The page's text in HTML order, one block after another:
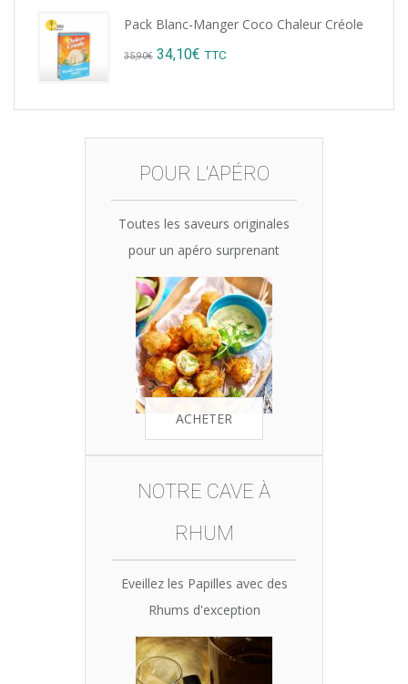
Pack Blanc-Manger Coco Chaleur Créole
35,90€ Original
was:
35,90€.
34,10€ Current
is:
34,10€.
TTC
POUR L'APÉRO
Toutes les saveurs originales
pour un apéro surprenant
ACHETER
NOTRE CAVE À
RHUM
Eveillez les Papilles avec des
Rhums d'exception